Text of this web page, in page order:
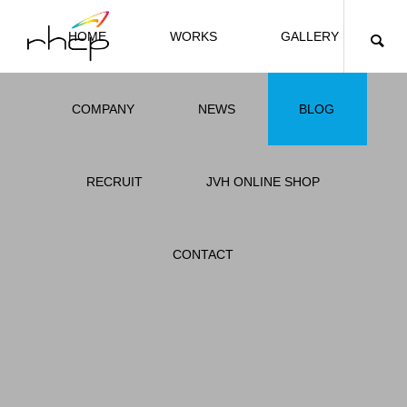
HOME WORKS GALLERY
COMPANY NEWS BLOG
RECRUIT JVH ONLINE SHOP
CONTACT
CULTURE